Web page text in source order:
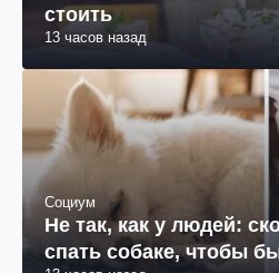
стоить
13 часов назад
Социум
Не так, как у людей:
спать собаке, чтобы